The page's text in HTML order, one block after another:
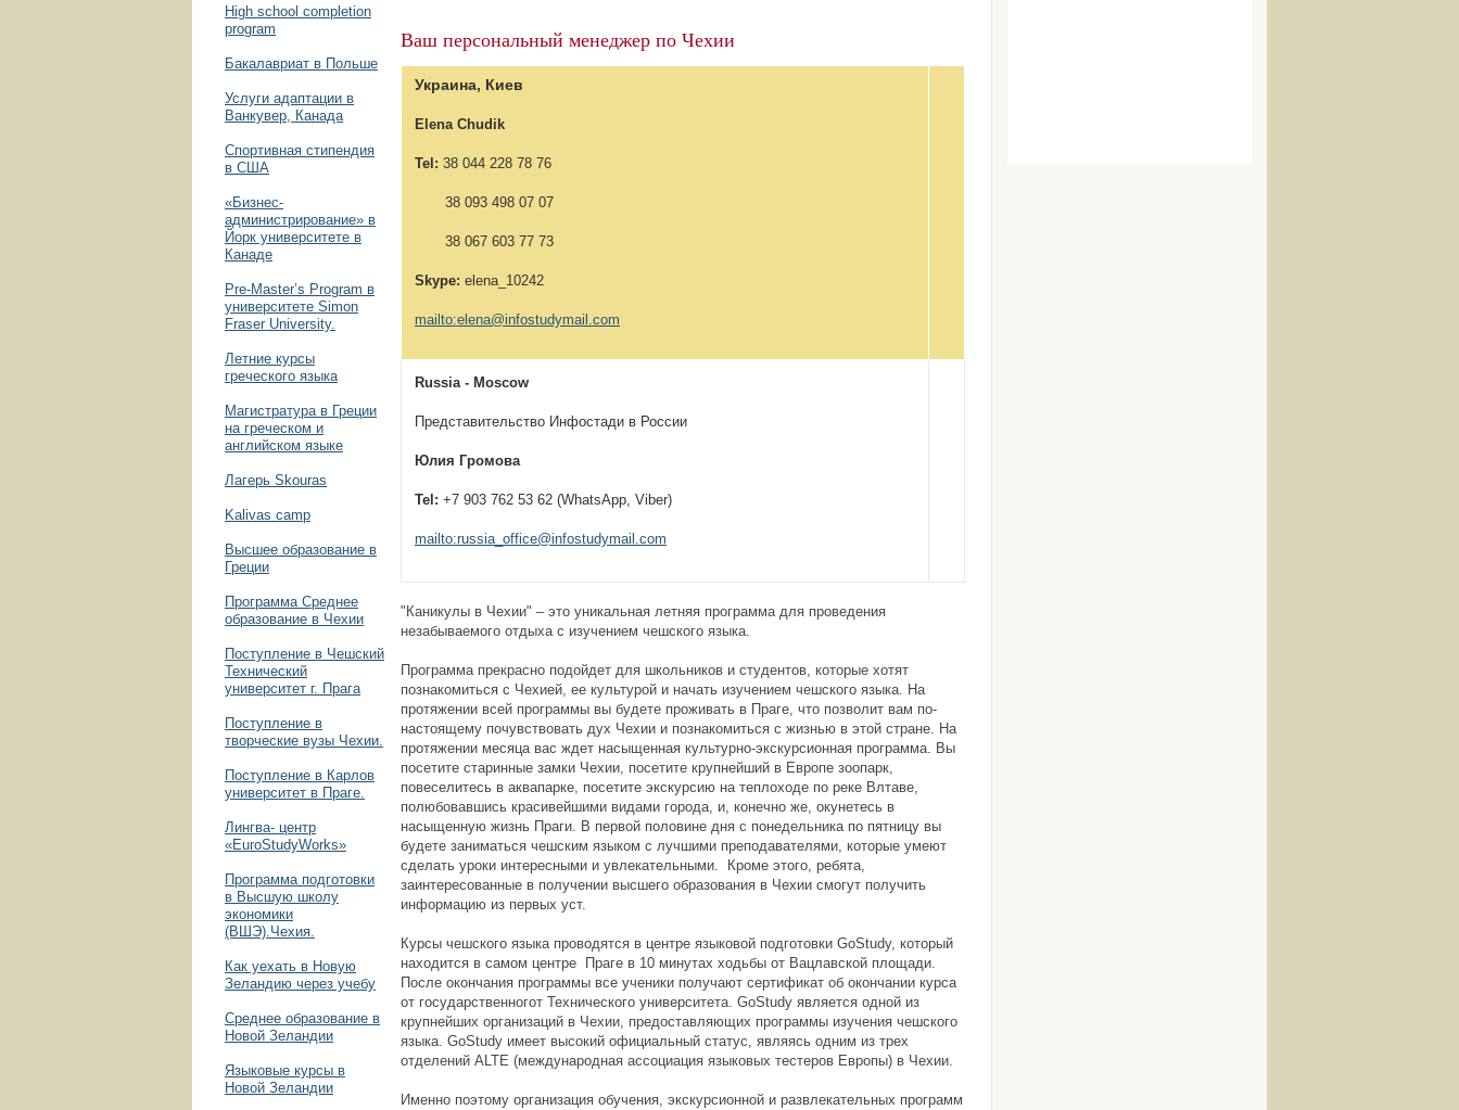
High school completion
program
Бакалавриат в Польше
Услуги адаптации в
Ванкувер, Канада
Спортивная стипендия
в США
«Бизнес­
администрирование» в
Йорк университете в
Канаде
Pre-Master’s Program в
университете Simon
Fraser University.
Летние курсы
греческого языка
Магистратура в Греции
на греческом и
английском языке
Лагерь Skouras
Kalivas camp
Высшее образование в
Греции
Программа Среднее
образование в Чехии
Поступление в Чешский
Технический
университет г. Прага
Поступление в
творческие вузы Чехии.
Поступление в Карлов
университет в Праге.
Лингва- центр
«EuroStudyWorks»
Программа подготовки
в Высшую школу
экономики
(ВШЭ).Чехия.
Как уехать в Новую
Зеландию через учебу
Среднее образование в
Новой Зеландии
Языковые курсы в
Новой Зеландии
Ваш персональный менеджер по Чехии
Украина, Киев
Elena Chudik
Tel: 38 044 228 78 76
38 093 498 07 07
38 067 603 77 73
Skype: elena_10242
mailto:elena@infostudymail.com
Russia - Moscow
Представительство Инфостади в России
Юлия Громова
Tel: +7 903 762 53 62 (WhatsApp, Viber)
mailto:russia_office@infostudymail.com
"Каникулы в Чехии" – это уникальная летняя программа для проведения
незабываемого отдыха с изучением чешского языка.
Программа прекрасно подойдет для школьников и студентов, которые хотят
познакомиться с Чехией, ее культурой и начать изучением чешского языка. На
протяжении всей программы вы будете проживать в Праге, что позволит вам по-
настоящему почувствовать дух Чехии и познакомиться с жизнью в этой стране. На
протяжении месяца вас ждет насыщенная культурно-экскурсионная программа. Вы
посетите старинные замки Чехии, посетите крупнейший в Европе зоопарк,
повеселитесь в аквапарке, посетите экскурсию на теплоходе по реке Влтаве,
полюбовавшись красивейшими видами города, и, конечно же, окунетесь в
насыщенную жизнь Праги. В первой половине дня с понедельника по пятницу вы
будете заниматься чешским языком с лучшими преподавателями, которые умеют
сделать уроки интересными и увлекательными. Кроме этого, ребята,
заинтересованные в получении высшего образования в Чехии смогут получить
информацию из первых уст.
Курсы чешского языка проводятся в центре языковой подготовки GoStudy, который
находится в самом центре Праге в 10 минутах ходьбы от Вацлавской площади.
После окончания программы все ученики получают сертификат об окончании курса
от государственногот Технического университета. GoStudy является одной из
крупнейших организаций в Чехии, предоставляющих программы изучения чешского
языка. GoStudy имеет высокий официальный статус, являясь одним из трех
отделений ALTE (международная ассоциация языковых тестеров Европы) в Чехии.
Именно поэтому организация обучения, экскурсионной и развлекательных программ